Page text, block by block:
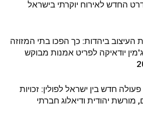
החדש לאירוח יוקרתי בישראל
העיצוב ביהדות: כך הפכו בתי המזוזה
יודאיקה לפריט אמנות מבוקש
חדש בין ישראל לפולין: זכויות
מורשת יהודית ודיאלוג חברתי